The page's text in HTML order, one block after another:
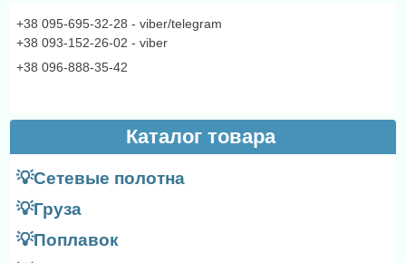
+38 095-695-32-28 - viber/telegram
+38 093-152-26-02 - viber
+38 096-888-35-42
Каталог товара
💡Сетевые полотна
💡Груза
💡Поплавок